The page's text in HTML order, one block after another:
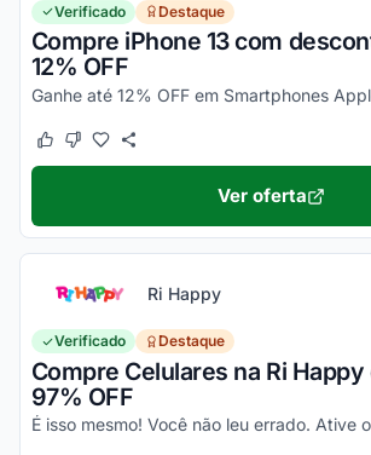
Verificado Destaque
Compre iPhone 13 com
12% OFF
Este cupom funcionou
Este cupom não funcionou
Ver oferta
Ri Happy
Verificado Destaque
Compre Celulares na Ri
97% OFF